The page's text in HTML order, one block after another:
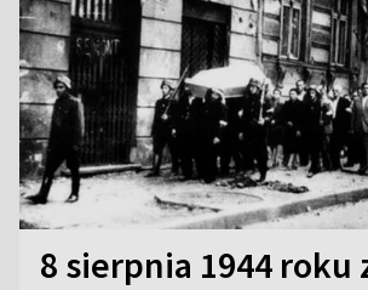
8 sierpnia 1944 roku